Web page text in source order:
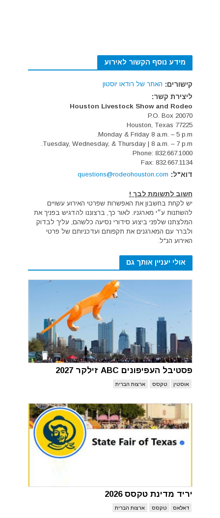
מידע נוסף הקשור לאירוע
קישורים: האתר של רודאו יוסטון
ליצירת קשר:
Houston Livestock Show and Rodeo
P.O. Box 20070
Houston, Texas 77225
Monday & Friday 8 a.m. – 5 p.m.
Tuesday, Wednesday, & Thursday | 8 a.m. – 7 p.m.
Phone: 832.667.1000
Fax: 832.667.1134
דוא"ל: questions@rodeohouston.com
חשוב לתשומת לבך !
יש לקחת בחשבון את האפשרות שפרטי האירוע עשויים
להשתנות ע״י מארגניו. לאור כך, ברצוננו להדגיש בפניך את
המלצתנו שלפני ביצוע סידורי נסיעה כלשהם, עליך לבדוק
ולברר עם המארגנים את תקפותם ועדכניותם של פרטי
האירוע הנ"ל.
אולי יעניין אותך גם
פסטיבל העפיפונים ABC זילקר 2027
אוסטין טקסס ארצות הברית
יריד מדינת טקסס 2026
דאלאס טקסס ארצות הברית